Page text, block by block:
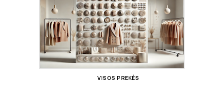
VISOS PREKĖS